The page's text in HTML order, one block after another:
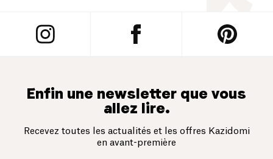
Enfin une newsletter que vous
allez lire.
Recevez toutes les actualités et les offres Kazidomi
en avant-première